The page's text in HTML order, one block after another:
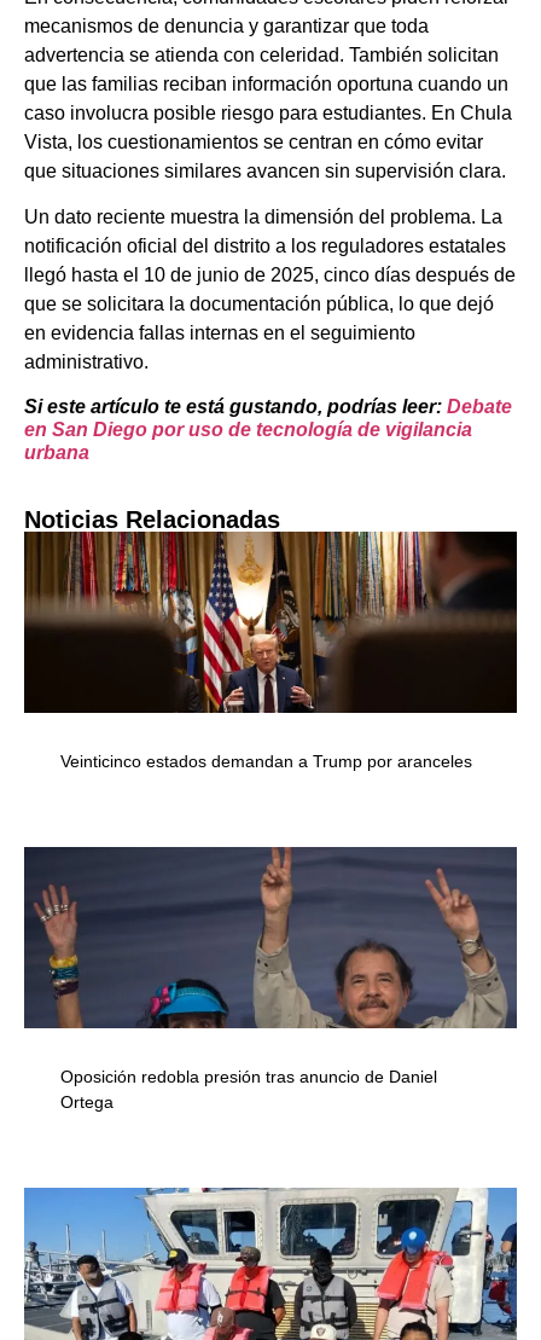
mecanismos de denuncia y garantizar que toda
advertencia se atienda con celeridad. También solicitan
que las familias reciban información oportuna cuando un
caso involucra posible riesgo para estudiantes. En Chula
Vista, los cuestionamientos se centran en cómo evitar
que situaciones similares avancen sin supervisión clara.
Un dato reciente muestra la dimensión del problema. La
notificación oficial del distrito a los reguladores estatales
llegó hasta el 10 de junio de 2025, cinco días después de
que se solicitara la documentación pública, lo que dejó
en evidencia fallas internas en el seguimiento
administrativo.
Si este artículo te está gustando, podrías leer: Debate
en San Diego por uso de tecnología de vigilancia
urbana
Noticias Relacionadas
Veinticinco estados demandan a Trump por aranceles
Oposición redobla presión tras anuncio de Daniel
Ortega